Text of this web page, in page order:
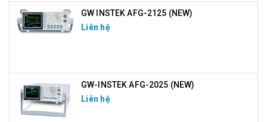
GW INSTEK AFG-2125 (NEW)
Liên hệ
GW-INSTEK AFG-2025 (NEW)
Liên hệ